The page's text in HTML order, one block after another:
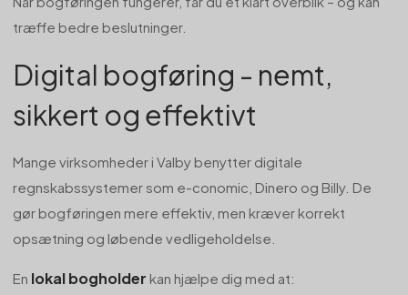
træffe bedre beslutninger.
Digital bogføring - nemt,
sikkert og effektivt
Mange virksomheder i Valby benytter digitale
regnskabssystemer som e-conomic, Dinero og Billy. De
gør bogføringen mere effektiv, men kræver korrekt
opsætning og løbende vedligeholdelse.
En lokal bogholder kan hjælpe dig med at: